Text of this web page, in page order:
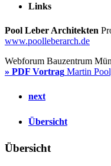
Links
Pool Leber Architekten
www.poolleberarch.de
Webforum Bauzentrum
» PDF Vortrag Martin
next
Übersicht
Übersicht